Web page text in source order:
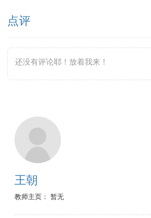
点评
还没有评论耶！放着我来！
王朝
教师主页： 暂无